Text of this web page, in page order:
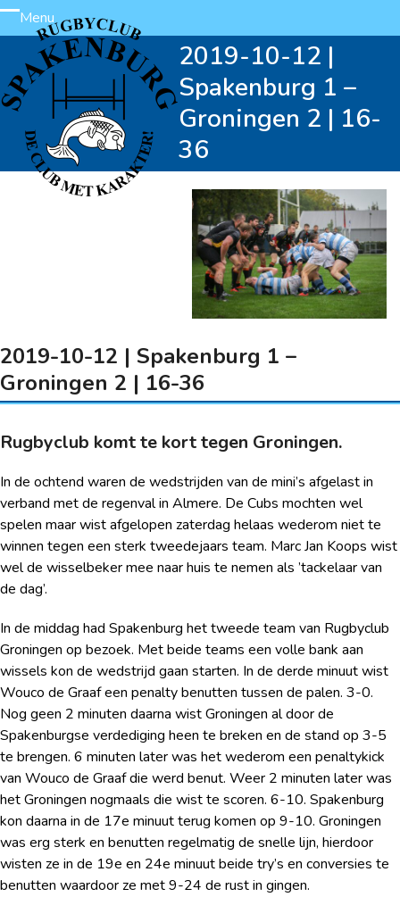
Skip
to
content
Menu
Open
mobile
menu
Close
mobile
menu
2019-10-12 |
Spakenburg 1 –
Groningen 2 | 16-
36
2019-10-12 | Spakenburg 1 –
Groningen 2 | 16-36
Rugbyclub komt te kort tegen Groningen.
In de ochtend waren de wedstrijden van de mini’s afgelast in
verband met de regenval in Almere. De Cubs mochten wel
spelen maar wist afgelopen zaterdag helaas wederom niet te
winnen tegen een sterk tweedejaars team. Marc Jan Koops wist
wel de wisselbeker mee naar huis te nemen als ’tackelaar van
de dag’.
In de middag had Spakenburg het tweede team van Rugbyclub
Groningen op bezoek. Met beide teams een volle bank aan
wissels kon de wedstrijd gaan starten. In de derde minuut wist
Wouco de Graaf een penalty benutten tussen de palen. 3-0.
Nog geen 2 minuten daarna wist Groningen al door de
Spakenburgse verdediging heen te breken en de stand op 3-5
te brengen. 6 minuten later was het wederom een penaltykick
van Wouco de Graaf die werd benut. Weer 2 minuten later was
het Groningen nogmaals die wist te scoren. 6-10. Spakenburg
kon daarna in de 17e minuut terug komen op 9-10. Groningen
was erg sterk en benutten regelmatig de snelle lijn, hierdoor
wisten ze in de 19e en 24e minuut beide try’s en conversies te
benutten waardoor ze met 9-24 de rust in gingen.